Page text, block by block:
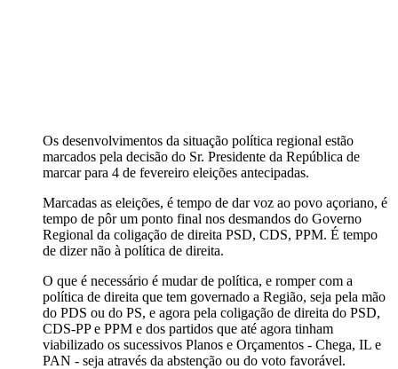
Os desenvolvimentos da situação política regional estão
marcados pela decisão do Sr. Presidente da República de
marcar para 4 de fevereiro eleições antecipadas.
Marcadas as eleições, é tempo de dar voz ao povo açoriano, é
tempo de pôr um ponto final nos desmandos do Governo
Regional da coligação de direita PSD, CDS, PPM. É tempo
de dizer não à política de direita.
O que é necessário é mudar de política, e romper com a
política de direita que tem governado a Região, seja pela mão
do PDS ou do PS, e agora pela coligação de direita do PSD,
CDS-PP e PPM e dos partidos que até agora tinham
viabilizado os sucessivos Planos e Orçamentos - Chega, IL e
PAN - seja através da abstenção ou do voto favorável.